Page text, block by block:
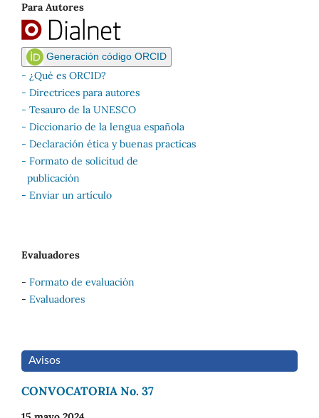
Para Autores
Generación código ORCID
- ¿Qué es ORCID?
- Directrices para autores
- Tesauro de la UNESCO
- Diccionario de la lengua española
- Declaración ética y buenas practicas
- Formato de solicitud de
publicación
- Enviar un artículo
Evaluadores
- Formato de evaluación
- Evaluadores
Avisos
CONVOCATORIA No. 37